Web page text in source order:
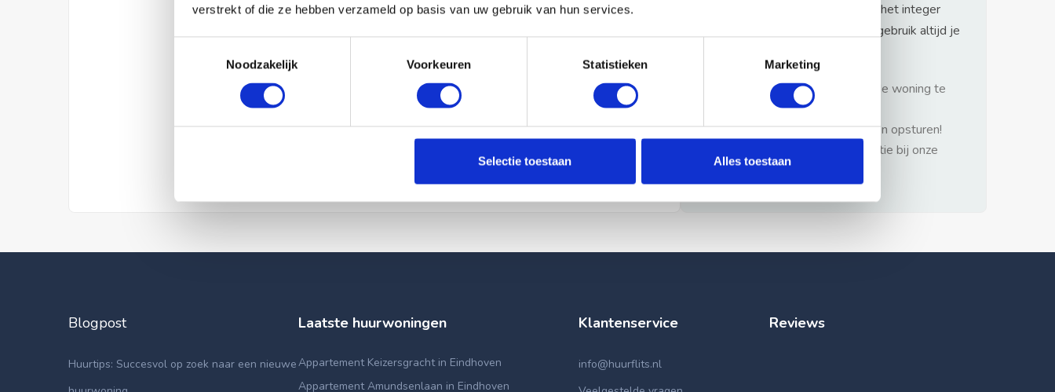
verstrekt of die ze hebben verzameld op basis van uw gebruik van hun services.
Noodzakelijk
Voorkeuren Statistieken Marketing
Selectie toestaan Alles toestaan
Huurflits hecht veel waarde aan het integer
handelen van verhuurders maar gebruik altijd je
1: Nooit vooraf betalen zonder de woning te
hebben gezien.
2: Geen persoonlijke documenten opsturen!
3: Meld bij misbruik de advertentie bij onze
klantenservice.
Blogpost
Huurtips: Succesvol op zoek naar een nieuwe
Laatste huurwoningen
Appartement Keizersgracht in Eindhoven
Appartement Amundsenlaan in Eindhoven
Klantenservice
info@huurflits.nl
Reviews